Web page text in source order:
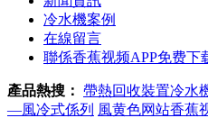
冷水機案例
在線留言
聯係香蕉视频APP免费下
產品熱搜： 帶熱回收裝置冷水
—風冷式係列 風黄色网站香蕉